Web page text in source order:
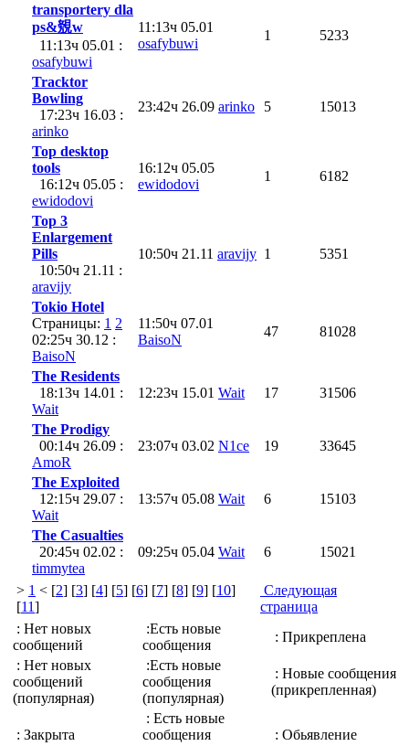
transportery dla
ps&覫w
11:13ч 05.01 :
osafybuwi
11:13ч 05.01
osafybuwi
1 5233
Tracktor
Bowling
17:23ч 16.03 :
arinko
23:42ч 26.09 arinko 5 15013
Top desktop
tools
16:12ч 05.05 :
ewidodovi
16:12ч 05.05
ewidodovi
1 6182
Top 3
Enlargement
Pills
10:50ч 21.11 :
aravijy
10:50ч 21.11 aravijy 1 5351
Tokio Hotel
Страницы: 1 2
02:25ч 30.12 :
BaisoN
11:50ч 07.01
BaisoN
47 81028
The Residents
18:13ч 14.01 :
Wait
12:23ч 15.01 Wait 17 31506
The Prodigy
00:14ч 26.09 :
AmoR
23:07ч 03.02 N1ce 19 33645
The Exploited
12:15ч 29.07 :
Wait
13:57ч 05.08 Wait 6 15103
The Casualties
20:45ч 02.02 :
timmytea
09:25ч 05.04 Wait 6 15021
> 1 < [2] [3] [4] [5] [6] [7] [8] [9] [10]
[11]
Следующая
страница
: Нет новых
сообщений
:Есть новые
сообщения
: Прикреплена
: Нет новых
сообщений
(популярная)
:Есть новые
сообщения
(популярная)
: Новые сообщения
(прикрепленная)
: Закрыта
: Есть новые
сообщения
: Обьявление